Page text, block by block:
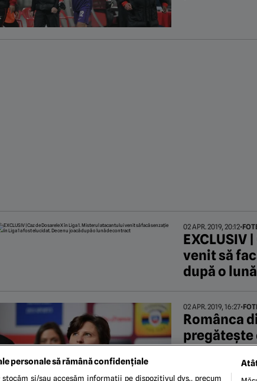
02 APR. 2019, 20:12•
EXCLUSIV
venit să
după o
02 APR. 2019, 16:27•
Românca
pregătește
personale să rămână confidențiale
stocăm și/sau accesăm informații pe dispozitivul dvs., precum